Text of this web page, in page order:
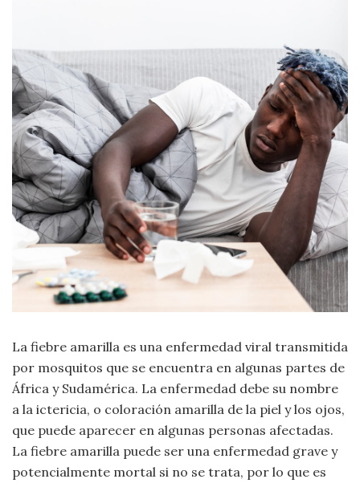
Leyes
Literatura
Moda
y
Tendencias
Naturaleza
Psicología
Religión
Salud
Sociología
Tecnología
Universo
La fiebre amarilla es una enfermedad viral transmitida
por mosquitos que se encuentra en algunas partes de
África y Sudamérica. La enfermedad debe su nombre
a la ictericia, o coloración amarilla de la piel y los ojos,
que puede aparecer en algunas personas afectadas.
La fiebre amarilla puede ser una enfermedad grave y
potencialmente mortal si no se trata, por lo que es